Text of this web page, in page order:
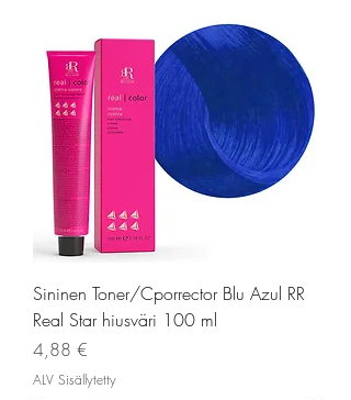
Sininen Toner/Cporrector Blu Azul RR
Real Star hiusväri 100 ml
Hinta
4,88 €
ALV Sisällytetty